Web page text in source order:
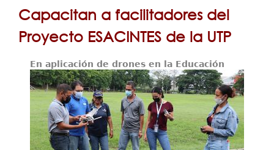
Principal
Investigación y Desarrollo
Proyectos de Investigación
Servicios
Extensión
Eventos
Contáctenos
está
aquí
Capacitan a facilitadores del
Proyecto ESACINTES de la UTP
En aplicación de drones en la Educación